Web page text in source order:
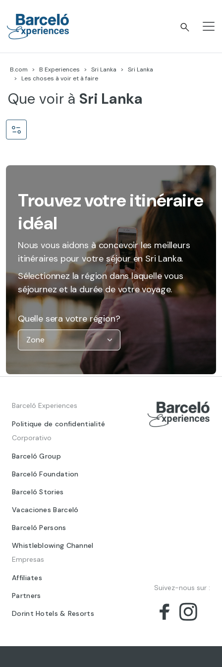
contenu
B.com B Experiences Sri Lanka
Sri Lanka
Les choses à voir et à faire
Que voir à Sri Lanka
Trouvez votre itinéraire
idéal
Nous vous aidons à concevoir les meilleurs
itinéraires pour votre séjour en Sri Lanka.
Sélectionnez la région dans laquelle vous
séjournez et la durée de votre voyage.
Quelle sera votre région?
Barceló Experiences
Politique de confidentialité
Corporativo
Barceló Group
Barceló Foundation
Barceló Stories
Vacaciones Barceló
Barceló Persons
Whistleblowing Channel
Empresas
Affiliates
Partners
Dorint Hotels & Resorts
Suivez-nous sur :